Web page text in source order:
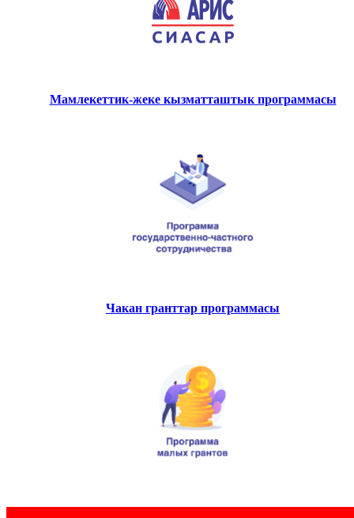
Мамлекеттик-жеке кызматташтык программасы
Чакан гранттар программасы